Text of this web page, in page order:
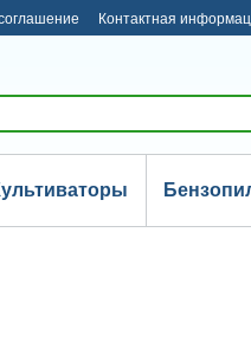
Контактная